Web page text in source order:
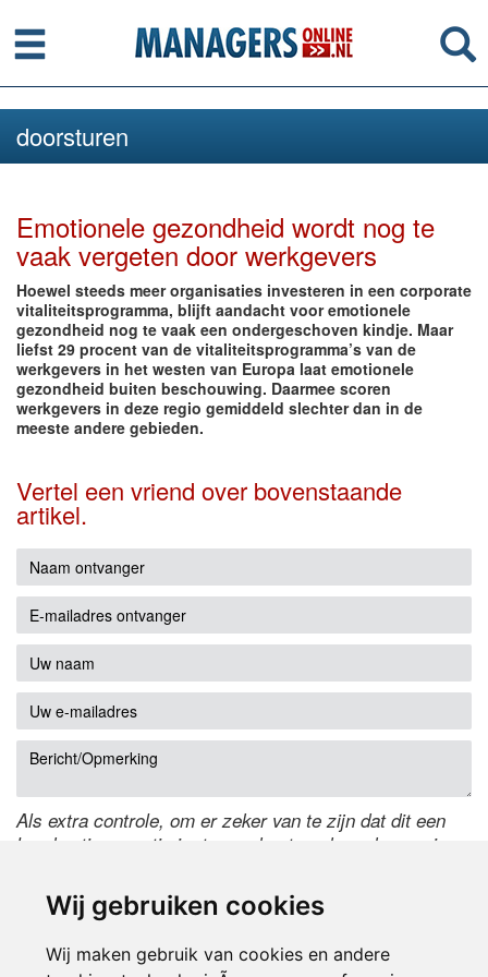
Wij gebruiken cookies
Wij maken gebruik van cookies en andere
Menu
doorsturen
Emotionele gezondheid wordt nog te
vaak vergeten door werkgevers
Hoewel steeds meer organisaties investeren in een corporate
vitaliteitsprogramma, blijft aandacht voor emotionele
gezondheid nog te vaak een ondergeschoven kindje. Maar
liefst 29 procent van de vitaliteitsprogramma’s van de
werkgevers in het westen van Europa laat emotionele
gezondheid buiten beschouwing. Daarmee scoren
werkgevers in deze regio gemiddeld slechter dan in de
meeste andere gebieden.
Vertel een vriend over bovenstaande
artikel.
Als extra controle, om er zeker van te zijn dat dit een
handmatige reactie is, typ onderstaande code over in
de code te wijzigen.